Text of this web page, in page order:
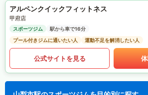
アルペンクイックフィットネス
甲府店
スポーツジム
駅から車で16分
プール付きジムに通いたい人
運動不足を解消したい人
公式サイトを見る